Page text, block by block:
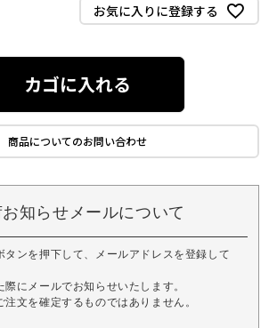
お気に入りに登録する
カゴに入れる
商品についてのお問い合わせ
お知らせメールについて
タンを押下して、メールアドレスを登録して
際にメールでお知らせいたします。
注文を確定するものではありません。